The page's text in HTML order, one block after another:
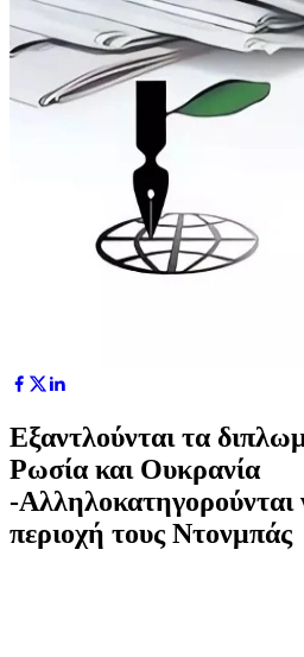
Εξαντλούνται τα
Ρωσία και Ουκρανία
-Αλληλοκατηγορούνται
περιοχή τους Ντονμπάς